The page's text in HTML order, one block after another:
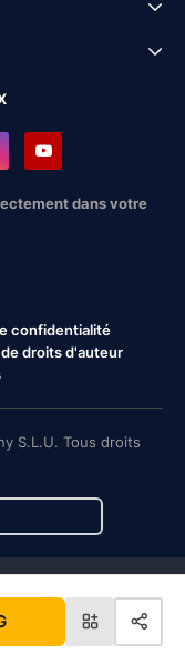
dans votre
confidentialité
droits d'auteur
S.L.U. Tous droits